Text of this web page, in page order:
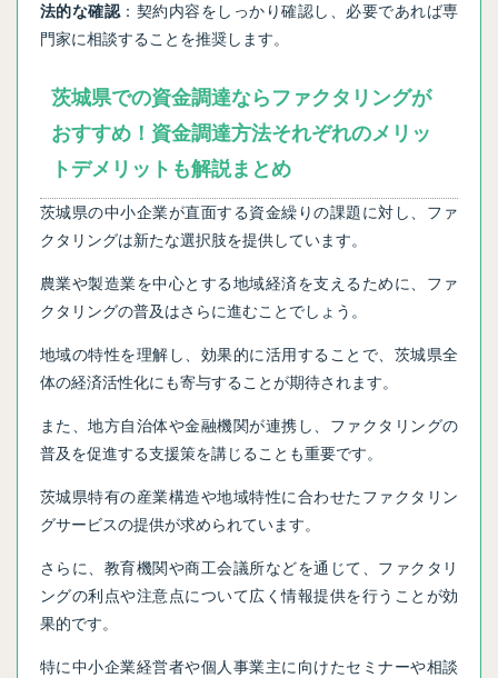
法的な確認 ：契約内容をしっかり確認し、必要であれば専
門家に相談することを推奨します。
茨城県での資金調達ならファクタリングが
おすすめ！資金調達方法それぞれのメリッ
トデメリットも解説まとめ
茨城県の中小企業が直面する資金繰りの課題に対し、ファ
クタリングは新たな選択肢を提供しています。
農業や製造業を中心とする地域経済を支えるために、ファ
クタリングの普及はさらに進むことでしょう。
地域の特性を理解し、効果的に活用することで、茨城県全
体の経済活性化にも寄与することが期待されます。
また、地方自治体や金融機関が連携し、ファクタリングの
普及を促進する支援策を講じることも重要です。
茨城県特有の産業構造や地域特性に合わせたファクタリン
グサービスの提供が求められています。
さらに、教育機関や商工会議所などを通じて、ファクタリ
ングの利点や注意点について広く情報提供を行うことが効
果的です。
特に中小企業経営者や個人事業主に向けたセミナーや相談